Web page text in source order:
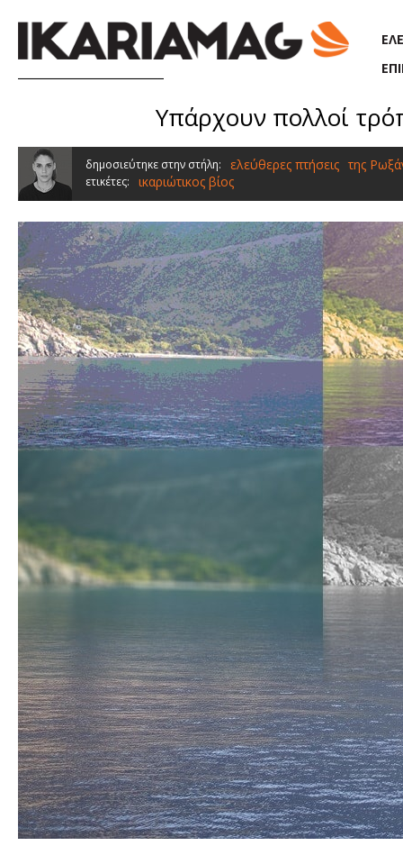
Υπάρχουν πολλοί
δημοσιεύτηκε στην στήλη: ελεύθερες πτήσεις της
ετικέτες: ικαριώτικος βίος